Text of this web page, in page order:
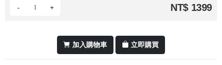
- + NT$ 1399
加入購物車 立即購買